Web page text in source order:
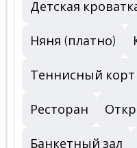
Детская
Няня (платно)
Теннисный корт
Ресторан
Банкетный зал